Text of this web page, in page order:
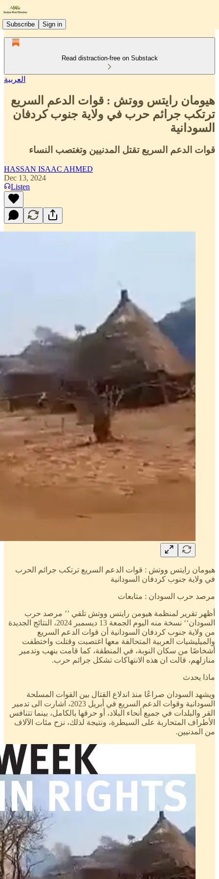
Subscribe Sign in
Read distraction-free on Substack
العربية
هيومان رايتس ووتش : قوات الدعم السريع
ترتكب جرائم حرب في ولاية جنوب كردفان
السودانية
قوات الدعم السريع تقتل المدنيين وتغتصب النساء
HASSAN ISAAC AHMED
Dec 13, 2024
Listen
هيومان رايتس ووتش : قوات الدعم السريع ترتكب جرائم الحرب
في ولاية جنوب كردفان السودانية
مرصد حرب السودان : متابعات
أظهر تقرير لمنظمة هيومن رايتس ووتش تلقي ’’ مرصد حرب
السودان‘‘ نسخة منه اليوم الجمعة 13 ديسمبر 2024، النتائج الجديدة
من ولاية جنوب كردفان السودانية أن قوات الدعم السريع
والميليشيات العربية المتحالفة معها اغتصبت وقتلت واختطفت
أشخاصًا من سكان النوبة، في المنطقة، كما قامت بنهب وتدمير
منازلهم، قالت ان هذه الانتهاكات تشكل جرائم حرب.
ماذا يحدث
ويشهد السودان صراعًا منذ اندلاع القتال بين القوات المسلحة
السودانية وقوات الدعم السريع في أبريل 2023، اشارت الى تدمير
القر والبلدات في جميع أنحاء البلاد، أو حرقها بالكامل، بينما تتنافس
الأطراف المتحاربة على السيطرة، ونتيجة لذلك، نزح مئات الآلاف
من المدنيين.